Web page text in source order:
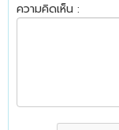
ความคิดเห็น :